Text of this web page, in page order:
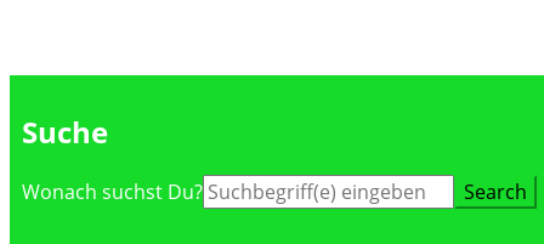
Suche
Suche
Wonach suchst Du?